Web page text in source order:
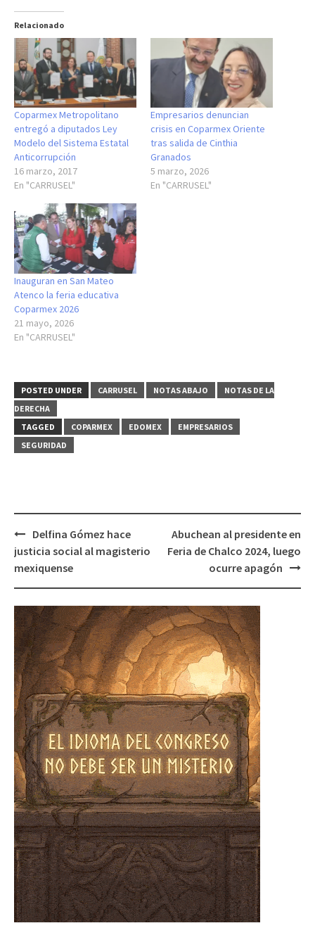
Relacionado
Coparmex Metropolitano
entregó a diputados Ley
Modelo del Sistema Estatal
Anticorrupción
16 marzo, 2017
En "CARRUSEL"
Empresarios denuncian
crisis en Coparmex Oriente
tras salida de Cinthia
Granados
5 marzo, 2026
En "CARRUSEL"
Inauguran en San Mateo
Atenco la feria educativa
Coparmex 2026
21 mayo, 2026
En "CARRUSEL"
POSTED UNDER CARRUSEL NOTAS ABAJO
NOTAS DE LA
DERECHA
TAGGED
COPARMEX EDOMEX
EMPRESARIOS
SEGURIDAD
Post
navigation
Delfina Gómez hace
justicia social al magisterio
mexiquense
Abuchean al presidente en
Feria de Chalco 2024, luego
ocurre apagón